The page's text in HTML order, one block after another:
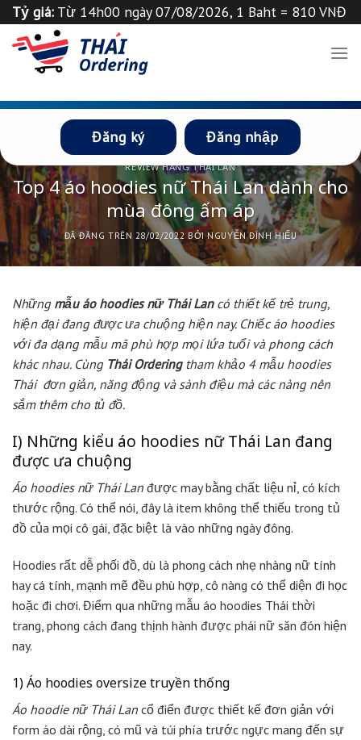
Chuyển
nội
Tỷ giá: Từ 14h00 ngày 07/08/2026, 1 Baht = 810 VNĐ
Tỉ giá 1 ฿=
Đăng ký Đăng nhập
REVIEW HÀNG THÁI LAN
Top 4 áo hoodies nữ Thái Lan dành cho
mùa đông ấm áp
ĐÃ ĐĂNG TRÊN 28/02/2022 BỞINGUYỄN ĐÌNH HIẾU
Những mẫu áo hoodies nữ Thái Lancó thiết kế trẻ trung,
hiện đại đang được ưa chuộng hiện nay. Chiếc áo hoodies
với đa dạng mẫu mã phù hợp mọi lứa tuổi và phong cách
khác nhau. Cùng Thái Orderingtham khảo 4 mẫu hoodies
Thái đơn giản, năng động và sành điệu mà các nàng nên
sắm thêm cho tủ đồ.
I) Những kiểu áo hoodies nữ Thái Lan đang
được ưa chuộng
Áo hoodies nữ Thái Lan được may bằng chất liệu nỉ, có kích
thước rộng. Có thể nói, đây là item không thể thiếu trong tủ
đồ của mọi cô gái, đặc biệt là vào những ngày đông.
Hoodies rất dễ phối đồ, dù là phong cách nhẹ nhàng nữ tính
hay cá tính, mạnh mẽ đều phù hợp, cô nàng có thể diện đi học
hoặc đi chơi. Điểm qua những mẫu áo hoodies Thái thời
trang, phong cách đang thịnh hành được phái nữ săn đón hiện
nay.
1) Áo hoodies oversize truyền thống
Áo hoodie nữ Thái Lan cổ điển được thiết kế đơn giản với
form áo dài rộng, có mũ và túi phía trước ngực mang đến sự